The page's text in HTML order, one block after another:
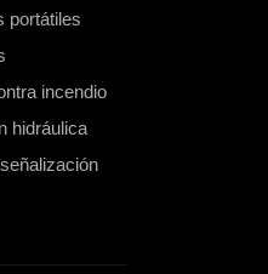
portátiles
incendio
hidráulica